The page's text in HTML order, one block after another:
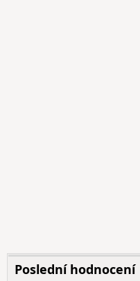
Poslední hodnocení